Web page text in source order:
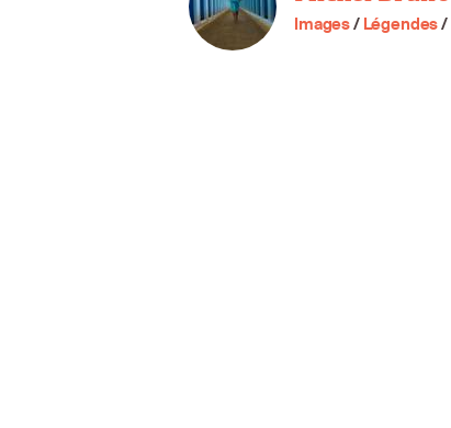
Images/ Légendes/